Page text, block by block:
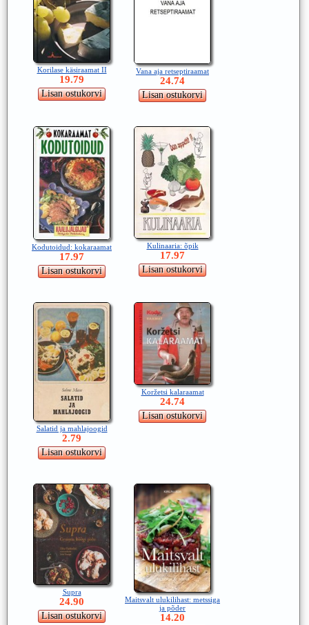
Korilase käsiraamat II
19.79
Vana aja retseptiraamat
24.74
Kodutoidud: kokaraamat
17.97
Kulinaaria: õpik
17.97
Salatid ja mahlajoogid
2.79
Koržetsi kalaraamat
24.74
Supra
24.90
Maitsvalt ulukilihast: metssiga
ja põder
14.20